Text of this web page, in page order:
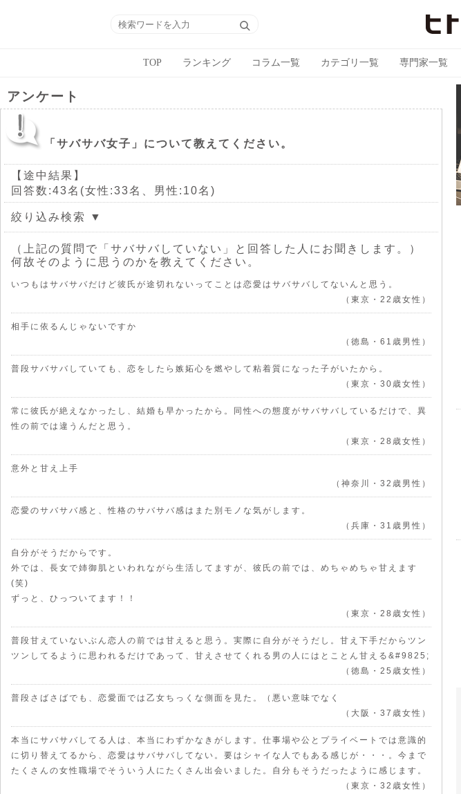
TOP ランキング コラム一覧 カテゴリ一覧 専門家一覧
アンケート
「サバサバ女子」について教えてください。
【途中結果】
回答数:43名(女性:33名、男性:10名)
絞り込み検索 ▼
（上記の質問で「サバサバしていない」と回答した人にお聞きします。）
何故そのように思うのかを教えてください。
いつもはサバサバだけど彼氏が途切れないってことは恋愛はサバサバしてないんと思う。
（東京・22歳女性）
相手に依るんじゃないですか
（徳島・61歳男性）
普段サバサバしていても、恋をしたら嫉妬心を燃やして粘着質になった子がいたから。
（東京・30歳女性）
常に彼氏が絶えなかったし、結婚も早かったから。同性への態度がサバサバしているだけで、異
性の前では違うんだと思う。
（東京・28歳女性）
意外と甘え上手
（神奈川・32歳男性）
恋愛のサバサバ感と、性格のサバサバ感はまた別モノな気がします。
（兵庫・31歳男性）
自分がそうだからです。
外では、長女で姉御肌といわれながら生活してますが、彼氏の前では、めちゃめちゃ甘えます
(笑)
ずっと、ひっついてます！！
（東京・28歳女性）
普段甘えていないぶん恋人の前では甘えると思う。実際に自分がそうだし。甘え下手だからツン
ツンしてるように思われるだけであって、甘えさせてくれる男の人にはとことん甘える&#9825;
（徳島・25歳女性）
普段さばさばでも、恋愛面では乙女ちっくな側面を見た。（悪い意味でなく
（大阪・37歳女性）
本当にサバサバしてる人は、本当にわずかなきがします。仕事場や公とプライベートでは意識的
に切り替えてるから、恋愛はサバサバしてない。要はシャイな人でもある感じが・・・。今まで
たくさんの女性職場でそういう人にたくさん出会いました。自分もそうだったように感じます。
（東京・32歳女性）